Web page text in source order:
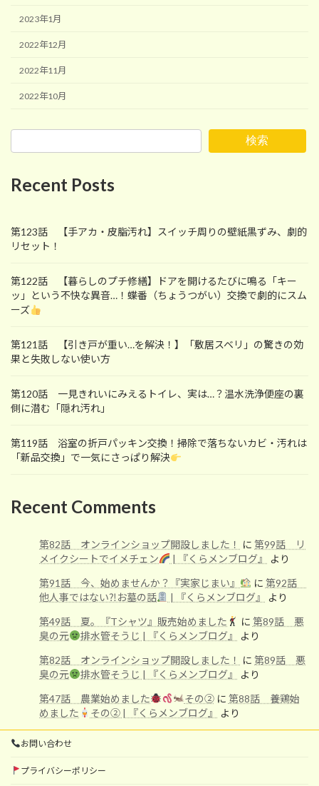
2023年1月
2022年12月
2022年11月
2022年10月
検索
Recent Posts
第123話 【手アカ・皮脂汚れ】スイッチ周りの壁紙黒ずみ、劇的
リセット！
第122話 【暮らしのプチ修繕】ドアを開けるたびに鳴る「キー
ッ」という不快な異音…！蝶番（ちょうつがい）交換で劇的にスム
ーズ
第121話 【引き戸が重い…を解決！】「敷居スベリ」の驚きの効
果と失敗しない使い方
第120話 一見きれいにみえるトイレ、実は…？温水洗浄便座の裏
側に潜む「隠れ汚れ」
第119話 浴室の折戸パッキン交換！掃除で落ちないカビ・汚れは
「新品交換」で一気にさっぱり解決
Recent Comments
第82話 オンラインショップ開設しました！ に 第99話 リ
メイクシートでイメチェン
| 『くらメンブログ』
より
第91話 今、始めませんか？『実家じまい』
に 第92話
他人事ではない⁈お墓の話
| 『くらメンブログ』
より
第49話 夏。『Tシャツ』販売始めました
に 第89話 悪
臭の元
排水管そうじ | 『くらメンブログ』
より
第82話 オンラインショップ開設しました！
に 第89話 悪
臭の元
排水管そうじ | 『くらメンブログ』
より
第47話 農業始めました
その②に 第88話 養鶏始
めました
その② | 『くらメンブログ』 より
お問い合わせ
プライバシーポリシー